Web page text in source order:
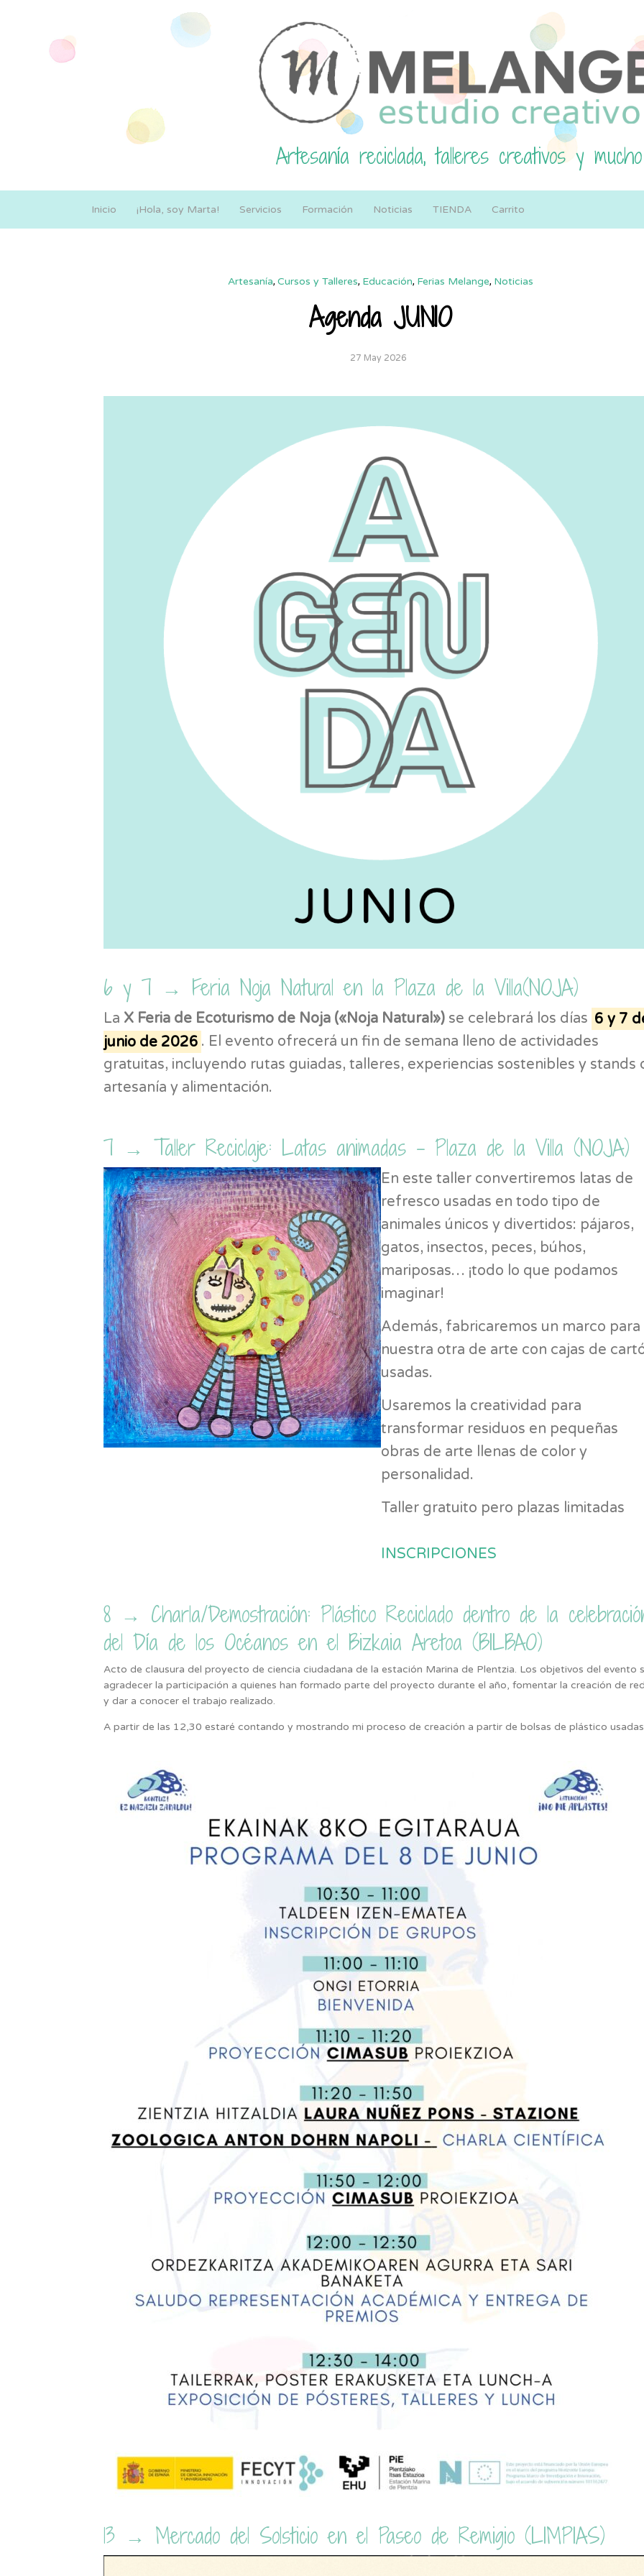
Artesanía reciclada, talleres creativos y
Inicio ¡Hola, soy Marta! Servicios Formación Noticias TIENDA Carrito
Artesanía, Cursos y Talleres, Educación, Ferias Melange, Noticias
Agenda JUNIO
27 May 2026
6 y 7 → Feria Noja Natural en la Plaza de la Villa(NOJA)
La X Feria de Ecoturismo de Noja («Noja Natural») se celebrará los días 6 y 7
junio de 2026 . El evento ofrecerá un fin de semana lleno de actividades
gratuitas, incluyendo rutas guiadas, talleres, experiencias sostenibles y stands
artesanía y alimentación.
7 → Taller Reciclaje: Latas animadas – Plaza de la Villa (NOJA)
En este taller convertiremos latas de
refresco usadas en todo tipo de
animales únicos y divertidos: pájaros,
gatos, insectos, peces, búhos,
mariposas… ¡todo lo que podamos
imaginar!
Además, fabricaremos un marco para
nuestra otra de arte con cajas de
usadas.
Usaremos la creatividad para
transformar residuos en pequeñas
obras de arte llenas de color y
personalidad.
Taller gratuito pero plazas limitadas
INSCRIPCIONES
8 → Charla/Demostración: Plástico Reciclado dentro de la
del Día de los Océanos en el Bizkaia Aretoa (BILBAO)
Acto de clausura del proyecto de ciencia ciudadana de la estación Marina de Plentzia. Los objetivos del evento
agradecer la participación a quienes han formado parte del proyecto durante el año, fomentar la creación de
y dar a conocer el trabajo realizado.
A partir de las 12,30 estaré contando y mostrando mi proceso de creación a partir de bolsas de plástico
13 → Mercado del Solsticio en el Paseo de Remigio (LIMPIAS)